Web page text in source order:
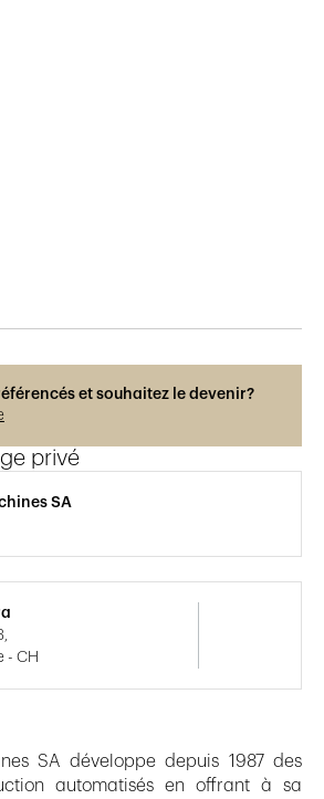
SA développe depuis 1987 des
automatisés en offrant à sa
et souhaitez le devenir?
privé
SA
- CH